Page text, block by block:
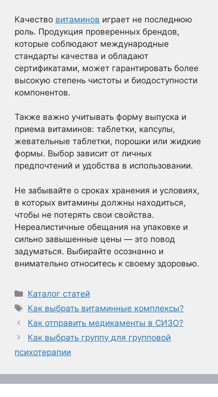
Качество витаминов играет не последнюю
роль. Продукция проверенных брендов,
которые соблюдают международные
стандарты качества и обладают
сертификатами, может гарантировать более
высокую степень чистоты и биодоступности
компонентов.
Также важно учитывать форму выпуска и
приема витаминов: таблетки, капсулы,
жевательные таблетки, порошки или жидкие
формы. Выбор зависит от личных
предпочтений и удобства в использовании.
Не забывайте о сроках хранения и условиях,
в которых витамины должны находиться,
чтобы не потерять свои свойства.
Нереалистичные обещания на упаковке и
сильно завышенные цены — это повод
задуматься. Выбирайте осознанно и
внимательно относитесь к своему здоровью.
Рубрики
Каталог статей
Метки
Как выбрать витаминные комплексы?
Как отправить медикаменты в СИЗО?
Как выбрать группу для групповой
психотерапии